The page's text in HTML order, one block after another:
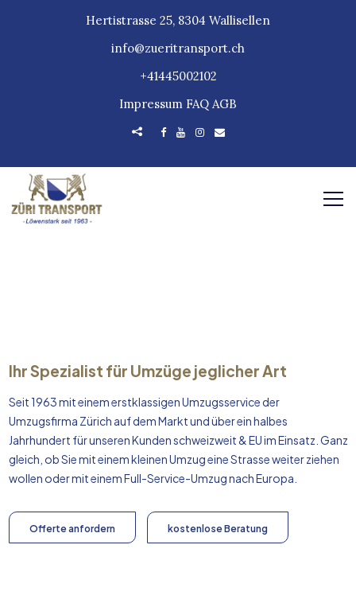
Hertistrasse 25, 8304 Wallisellen
info@zueritransport.ch
+41445002102
Impressum FAQ AGB
Ihr Spezialist für Umzüge jeglicher Art
Seit 1963 mit einem erstklassigen Umzugsservice der
Umzugsfirma Zürich auf dem Markt und über ein halbes
Jahrhundert für unseren Kunden schweizweit & EU im Einsatz. Ganz
gleich, ob Sie mit einem kleinen Umzug eine Strasse weiter ziehen
wollen oder mit einem Full-Service-Umzug nachEuropa
Offerte anfordern kostenlose Beratung